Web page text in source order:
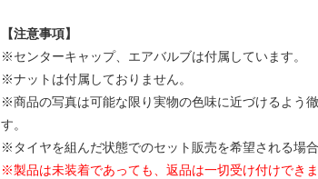
【注意事項】
※センターキャップ、エアバルブは付属しています。
※ナットは付属しておりません。
※商品の写真は可能な限り実物の色味に近づけるよう
す。
※タイヤを組んだ状態でのセット販売を希望される場
※製品は未装着であっても、返品は一切受け付けでき